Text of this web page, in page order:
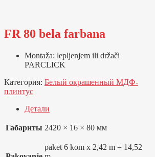
FR 80 bela farbana
Montaža: lepljenjem ili držači
PARCLICK
Категория: Белый окрашенный МДФ-
плинтус
Детали
Габариты 2420 × 16 × 80 мм
paket 6 kom x 2,42 m = 14,52